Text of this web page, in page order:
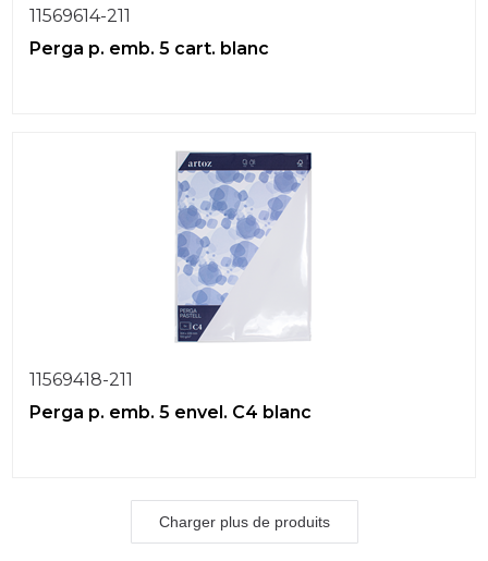
11569614-211
Perga p. emb. 5 cart. blanc
11569418-211
Perga p. emb. 5 envel. C4 blanc
Charger plus de produits